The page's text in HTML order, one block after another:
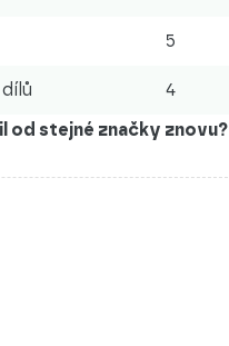
5
4
od stejné značky znovu?